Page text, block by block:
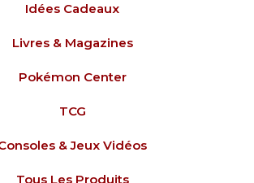
Idées Cadeaux
Livres & Magazines
Pokémon Center
TCG
& Jeux Vidéos
Tous Les Produits